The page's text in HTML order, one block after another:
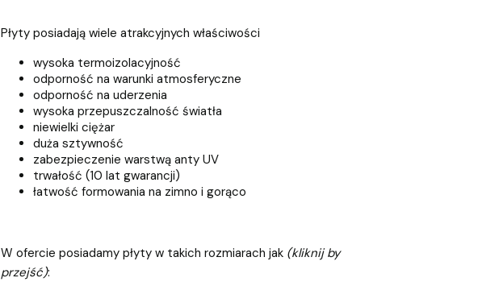
Płyty posiadają wiele atrakcyjnych właściwości
wysoka termoizolacyjność
odporność na warunki atmosferyczne
odporność na uderzenia
wysoka przepuszczalność światła
niewielki ciężar
duża sztywność
zabezpieczenie warstwą anty UV
trwałość (10 lat gwarancji)
łatwość formowania na zimno i gorąco
W ofercie posiadamy płyty w takich rozmiarach jak (kliknij by
przejść):